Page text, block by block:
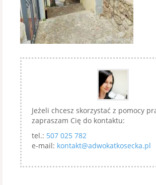
Jeżeli chcesz skorzystać z pomocy
zapraszam Cię do kontaktu:
tel.: 507 025 782
e-mail: kontakt@adwokatkosecka.pl